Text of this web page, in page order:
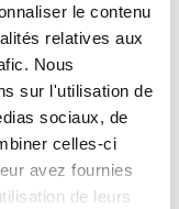
le contenu
relatives aux
Nous
sur l'utilisation de
sociaux, de
celles-ci
avez fournies
de leurs
travail